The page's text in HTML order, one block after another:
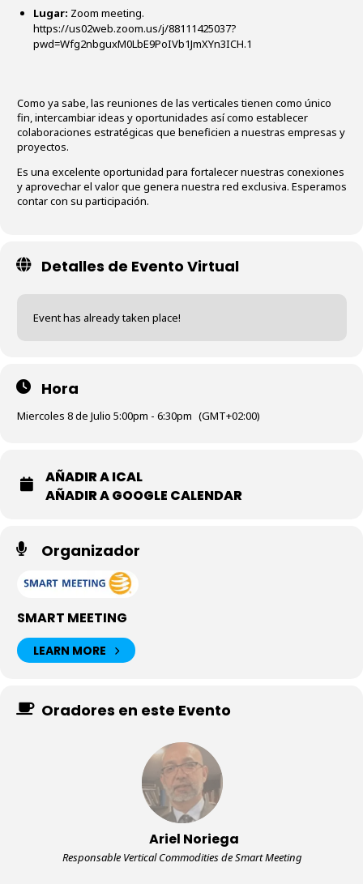
Lugar: Zoom meeting.
https://us02web.zoom.us/j/88111425037?
pwd=Wfg2nbguxM0LbE9PoIVb1JmXYn3ICH.1
Como ya sabe, las reuniones de las verticales tienen como único
fin, intercambiar ideas y oportunidades así como establecer
colaboraciones estratégicas que beneficien a nuestras empresas y
proyectos.
Es una excelente oportunidad para fortalecer nuestras conexiones
y aprovechar el valor que genera nuestra red exclusiva. Esperamos
contar con su participación.
Detalles de Evento Virtual
Event has already taken place!
Hora
Miercoles 8 de Julio 5:00pm - 6:30pm (GMT+02:00)
AÑADIR A ICAL
AÑADIR A GOOGLE CALENDAR
Organizador
SMART MEETING
LEARN MORE
Oradores en este Evento
Ariel Noriega
Responsable Vertical Commodities de Smart Meeting